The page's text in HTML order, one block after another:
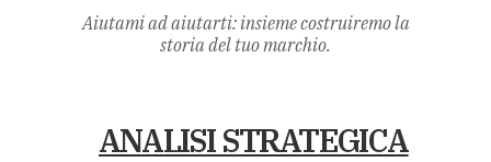
Aiutami ad aiutarti: insieme costruiremo la
storia del tuo marchio.
ANALISI STRATEGICA